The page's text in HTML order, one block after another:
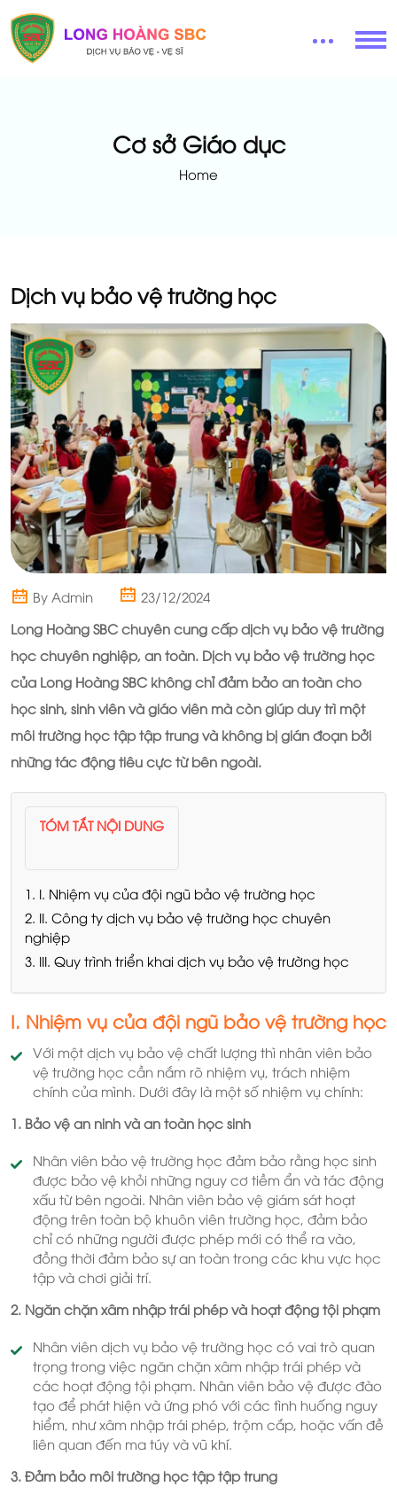
Cơ sở Giáo dục
Home
Dịch vụ bảo vệ trường học
By Admin
23/12/2024
Long Hoàng SBC chuyên cung cấp dịch vụ bảo vệ trường
học chuyên nghiệp, an toàn. Dịch vụ bảo vệ trường học
của Long Hoàng SBC không chỉ đảm bảo an toàn cho
học sinh, sinh viên và giáo viên mà còn giúp duy trì một
môi trường học tập tập trung và không bị gián đoạn bởi
những tác động tiêu cực từ bên ngoài.
TÓM TẮT NỘI DUNG
1. I. Nhiệm vụ của đội ngũ bảo vệ trường học
2. II. Công ty dịch vụ bảo vệ trường học chuyên
nghiệp
3. III. Quy trình triển khai dịch vụ bảo vệ trường học
I. Nhiệm vụ của đội ngũ bảo vệ trường học
Với một dịch vụ bảo vệ chất lượng thì nhân viên bảo
vệ trường học cần nắm rõ nhiệm vụ, trách nhiệm
chính của mình. Dưới đây là một số nhiệm vụ chính:
1. Bảo vệ an ninh và an toàn học sinh
Nhân viên bảo vệ trường học đảm bảo rằng học sinh
được bảo vệ khỏi những nguy cơ tiềm ẩn và tác động
xấu từ bên ngoài. Nhân viên bảo vệ giám sát hoạt
động trên toàn bộ khuôn viên trường học, đảm bảo
chỉ có những người được phép mới có thể ra vào,
đồng thời đảm bảo sự an toàn trong các khu vực học
tập và chơi giải trí.
2. Ngăn chặn xâm nhập trái phép và hoạt động tội phạm
Nhân viên dịch vụ bảo vệ trường học có vai trò quan
trọng trong việc ngăn chặn xâm nhập trái phép và
các hoạt động tội phạm. Nhân viên bảo vệ được đào
tạo để phát hiện và ứng phó với các tình huống nguy
hiểm, như xâm nhập trái phép, trộm cắp, hoặc vấn đề
liên quan đến ma túy và vũ khí.
3. Đảm bảo môi trường học tập tập trung